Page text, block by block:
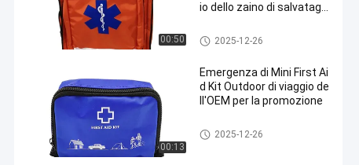
00:50
io dello zaino di salvataggi
Kit di pronto soccorso da viag
gio
2025-12-26
00:13
Emergenza di Mini First Ai
d Kit Outdoor di viaggio de
ll'OEM per la promozione
Kit di pronto soccorso da viag
gio
2025-12-26